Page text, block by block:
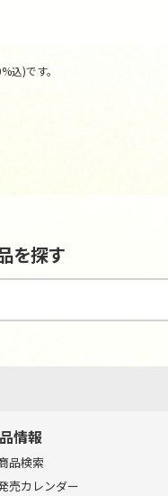
込)です。
を探す
情報
品検索
売カレンダー